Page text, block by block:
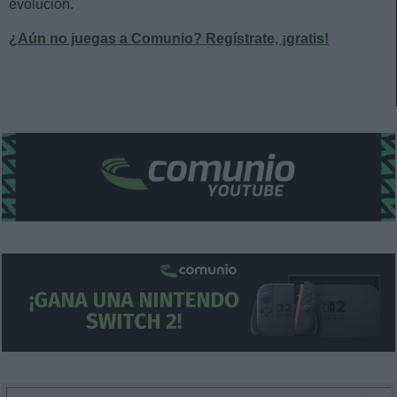
evolución.
¿Aún no juegas a Comunio? Regístrate, ¡gratis!